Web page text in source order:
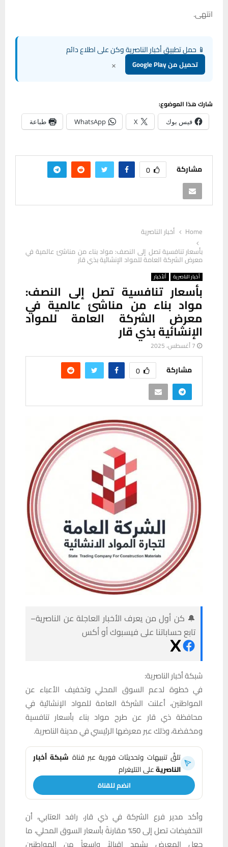
انتهى.
📱 حمل تطبيق أخبار الناصرية وكن على اطلاع دائم
تحميل من Google Play ×
شارك هذا الموضوع:
فيس بوك X
WhatsApp طباعة
مشاركة 0
Home
أخبار الناصرية
بأسعار تنافسية تصل إلى النصف: مواد بناء من مناشئ عالمية في
معرض الشركة العامة للمواد الإنشائية بذي قار
أخبار الناصرية ألأخبار
بأسعار تنافسية تصل إلى النصف:
مواد بناء من مناشئ عالمية في
معرض الشركة العامة للمواد
الإنشائية بذي قار
7 أغسطس، 2025
مشاركة 0
🔔 كن أول من يعرف الأخبار العاجلة عن الناصرية–
تابع حساباتنا على فيسبوك أو أكس
شبكة أخبار الناصرية:
في خطوة لدعم السوق المحلي وتخفيف الأعباء عن
المواطنين، أعلنت الشركة العامة للمواد الإنشائية في
محافظة ذي قار عن طرح مواد بناء بأسعار تنافسية
ومخفضة، وذلك عبر معرضها الرئيسي في مدينة الناصرية.
تلقَّ تنبيهات وتحديثات فورية عبر قناة شبكة أخبار
الناصريةعلى التليغرام
انضم للقناة
وأكد مدير فرع الشركة في ذي قار، رافد العتابي، أن
التخفيضات تصل إلى 50% مقارنةً بأسعار السوق المحلي، ما